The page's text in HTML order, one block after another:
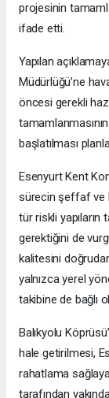
projesinin
ifade etti.
Yapılan
Müdürlüğü’ne
öncesi gerekli
başlatılması
Esenyurt Kent
sürecin şeffaf ve
tür riskli yapıların
gerektiğini de
kalitesini
yalnızca yerel
takibine de bağlı
Balıkyolu
hale getirilmesi,
rahatlama
tarafından